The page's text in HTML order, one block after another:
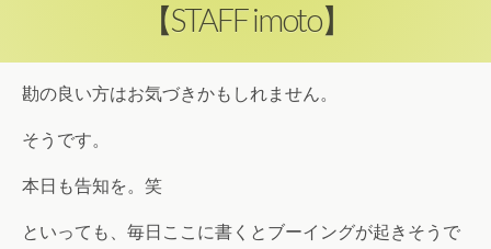
【STAFF imoto】
勘の良い方はお気づきかもしれません。
そうです。
本日も告知を。笑
といっても、毎日ここに書くとブーイングが起きそうで